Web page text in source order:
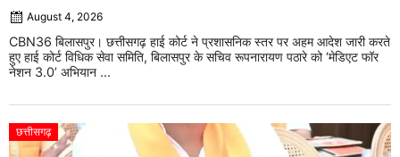
August 4, 2026
CBN36 बिलासपुर। छत्तीसगढ़ हाई कोर्ट ने प्रशासनिक स्तर पर अहम आदेश जारी करते
हुए हाई कोर्ट विधिक सेवा समिति, बिलासपुर के सचिव रूपनारायण पठारे को ‘मेडिएट फॉर
नेशन 3.0’ अभियान ...
छत्तीसगढ़